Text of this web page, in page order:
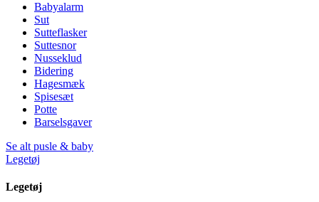
Babyalarm
Sut
Sutteflasker
Suttesnor
Nusseklud
Bidering
Hagesmæk
Spisesæt
Potte
Barselsgaver
Se alt pusle & baby
Legetøj
Legetøj